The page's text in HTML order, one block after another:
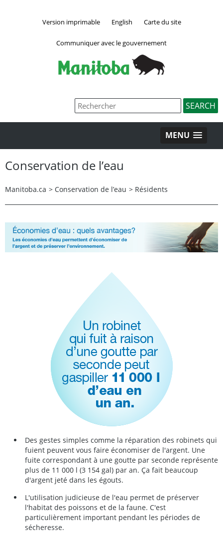
Version imprimable English Carte du site
Communiquer avec le gouvernement
MENU
Conservation de l’eau
Manitoba.ca > Conservation de l’eau > Résidents
Des gestes simples comme la réparation des robinets qui
fuient peuvent vous faire économiser de l'argent. Une
fuite correspondant à une goutte par seconde représente
plus de 11 000 l (3 154 gal) par an. Ça fait beaucoup
d'argent jeté dans les égouts.
L'utilisation judicieuse de l'eau permet de préserver
l'habitat des poissons et de la faune. C'est
particulièrement important pendant les périodes de
sécheresse.